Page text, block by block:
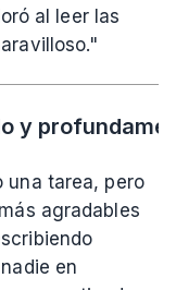
al leer las
y
una tarea, pero
agradables
en